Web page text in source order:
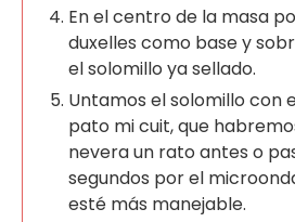
En el centro de la masa
duxelles como base y
el solomillo ya sellado.
Untamos el solomillo con
pato mi cuit, que
nevera un rato antes o
segundos por el
esté más manejable.